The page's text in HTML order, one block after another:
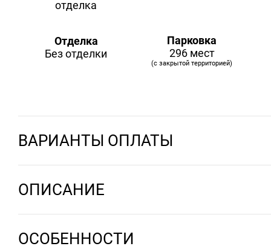
Отделка
Без отделки
Парковка
296 мест
(с закрытой территорией)
ВАРИАНТЫ ОПЛАТЫ
ОПИСАНИЕ
ОСОБЕННОСТИ